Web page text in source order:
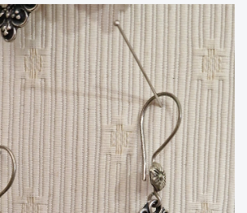
original
era:
20,00€.
actual
es:
15,00€.